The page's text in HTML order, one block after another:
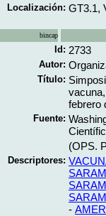
Localización: GT3.1,
bincap
Id: 2733
Autor:
Título:
febrero
Fuente:
(OPS.
Descriptores:
-